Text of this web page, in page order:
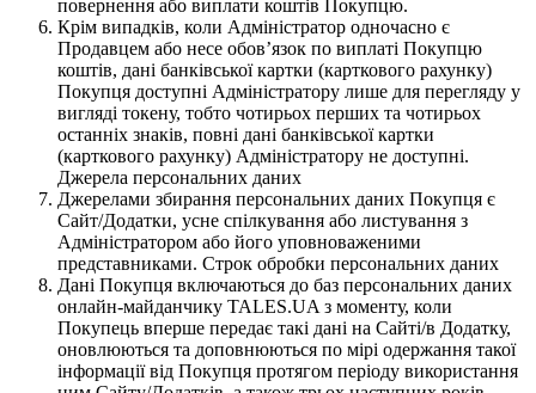
повернення або виплати коштів Покупцю.
Крім випадків, коли Адміністратор одночасно є
Продавцем або несе обов’язок по виплаті Покупцю
коштів, дані банківської картки (карткового рахунку)
Покупця доступні Адміністратору лише для перегляду у
вигляді токену, тобто чотирьох перших та чотирьох
останніх знаків, повні дані банківської картки
(карткового рахунку) Адміністратору не доступні.
Джерела персональних даних
Джерелами збирання персональних даних Покупця є
Сайт/Додатки, усне спілкування або листування з
Адміністратором або його уповноваженими
представниками. Строк обробки персональних даних
Дані Покупця включаються до баз персональних даних
онлайн-майданчику TALES.UA з моменту, коли
Покупець вперше передає такі дані на Сайті/в Додатку,
оновлюються та доповнюються по мірі одержання такої
інформації від Покупця протягом періоду використання